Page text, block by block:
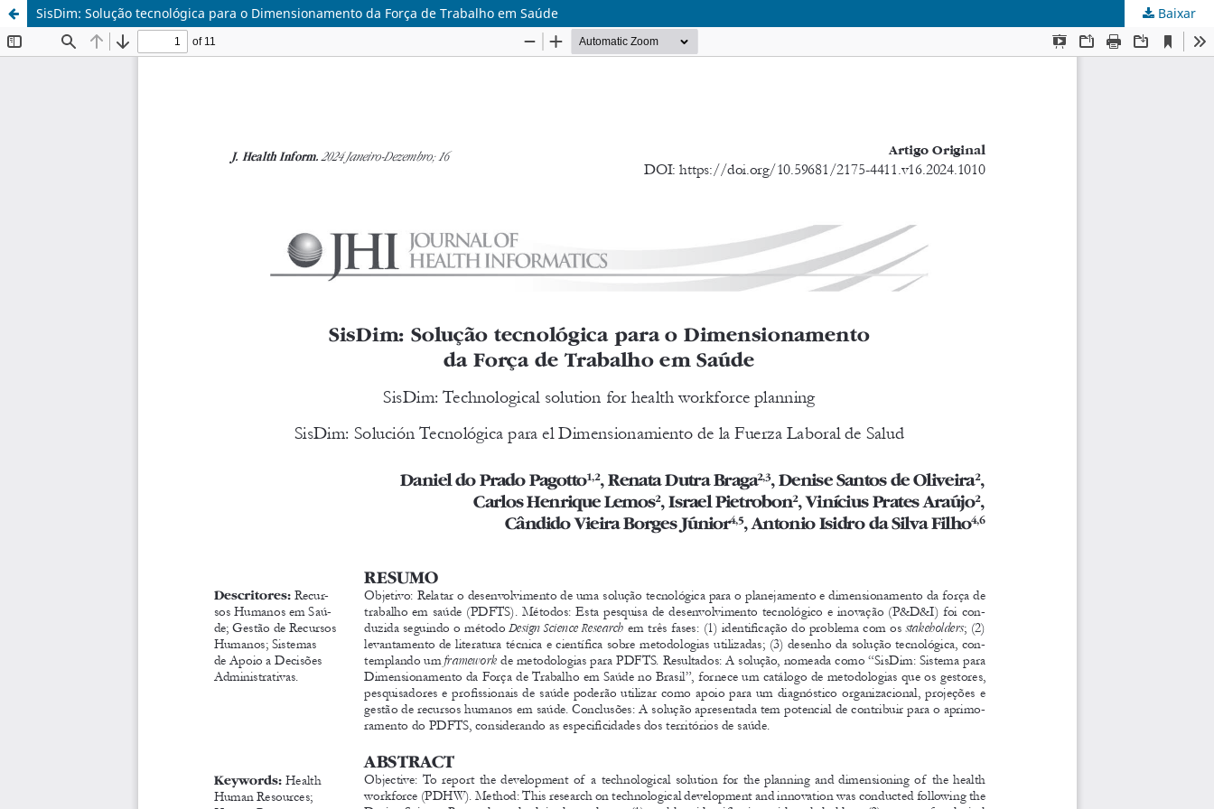
SisDim: Solução tecnológica para o Dimensionamento da Força de Trabalho em Saúde Baixar